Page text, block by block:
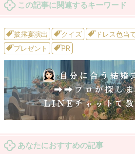
この記事に関連するキーワード
披露宴演出 クイズ ドレス色当
プレゼント
PR
あなたにおすすめの記事